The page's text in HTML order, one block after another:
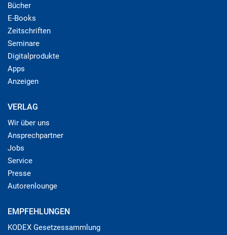
Bücher
E-Books
Zeitschriften
Seminare
Digitalprodukte
Apps
Anzeigen
VERLAG
Wir über uns
Ansprechpartner
Jobs
Service
Presse
Autorenlounge
EMPFEHLUNGEN
KODEX Gesetzessammlung